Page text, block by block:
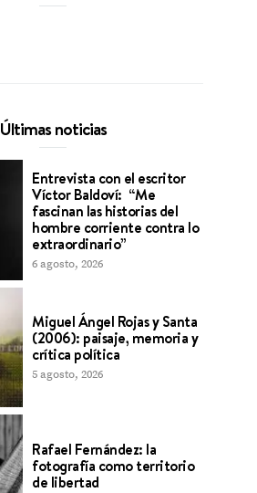
Últimas noticias
Entrevista con el escritor
Víctor Baldoví: “Me
fascinan las historias del
hombre corriente contra lo
extraordinario”
6 agosto, 2026
Miguel Ángel Rojas y Santa
(2006): paisaje, memoria y
crítica política
5 agosto, 2026
Rafael Fernández: la
fotografía como territorio
de libertad